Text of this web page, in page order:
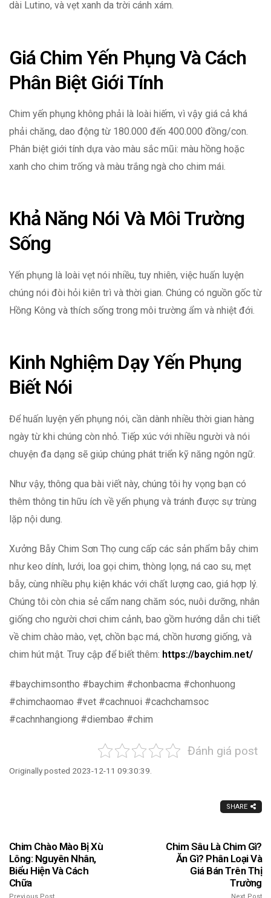
dài Lutino, và vẹt xanh da trời cánh xám.
Giá Chim Yến Phụng Và Cách
Phân Biệt Giới Tính
Chim yến phụng không phải là loài hiếm, vì vậy giá cả khá
phải chăng, dao động từ 180.000 đến 400.000 đồng/con.
Phân biệt giới tính dựa vào màu sắc mũi: màu hồng hoặc
xanh cho chim trống và màu trắng ngà cho chim mái.
Khả Năng Nói Và Môi Trường
Sống
Yến phụng là loài vẹt nói nhiều, tuy nhiên, việc huấn luyện
chúng nói đòi hỏi kiên trì và thời gian. Chúng có nguồn gốc từ
Hồng Kông và thích sống trong môi trường ẩm và nhiệt đới.
Kinh Nghiệm Dạy Yến Phụng
Biết Nói
Để huấn luyện yến phụng nói, cần dành nhiều thời gian hàng
ngày từ khi chúng còn nhỏ. Tiếp xúc với nhiều người và nói
chuyện đa dạng sẽ giúp chúng phát triển kỹ năng ngôn ngữ.
Như vậy, thông qua bài viết này, chúng tôi hy vọng bạn có
thêm thông tin hữu ích về yến phụng và tránh được sự trùng
lặp nội dung.
Xưởng Bẫy Chim Sơn Thọ cung cấp các sản phẩm bẫy chim
như keo dính, lưới, loa gọi chim, thòng lọng, ná cao su, mẹt
bẫy, cùng nhiều phụ kiện khác với chất lượng cao, giá hợp lý.
Chúng tôi còn chia sẻ cẩm nang chăm sóc, nuôi dưỡng, nhân
giống cho người chơi chim cảnh, bao gồm hướng dẫn chi tiết
về chim chào mào, vẹt, chồn bạc má, chồn hương giống, và
chim hút mật. Truy cập để biết thêm: https://baychim.net/
#baychimsontho #baychim #chonbacma #chonhuong
#chimchaomao #vet #cachnuoi #cachchamsoc
#cachnhangiong #diembao #chim
Đánh giá post
Originally posted 2023-12-11 09:30:39.
SHARE
Chim Chào Mào Bị Xù
Lông: Nguyên Nhân,
Biểu Hiện Và Cách
Chữa
Previous Post
Chim Sâu Là Chim Gì?
Ăn Gì? Phân Loại Và
Giá Bán Trên Thị
Trường
Next Post